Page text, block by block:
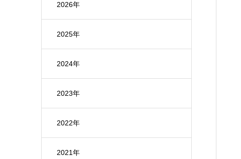
2026年
2025年
2024年
2023年
2022年
2021年